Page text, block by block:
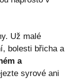
Už malé
bolesti břicha a
a
syrové ani